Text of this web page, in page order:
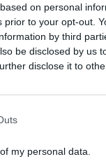
on personal
to your opt-out.
by third
be disclosed by us
disclose it to
my personal data.
Ξύλο